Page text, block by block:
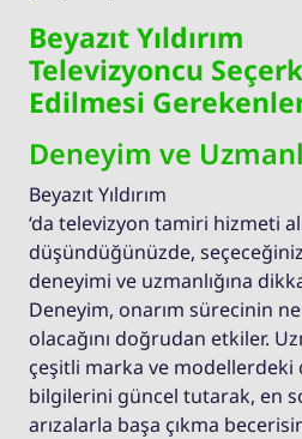
Beyazıt Yıldırım
Televizyoncu
Edilmesi
Deneyim ve
Beyazıt Yıldırım
‘da televizyon tamiri hizmeti
düşündüğünüzde,
deneyimi ve uzmanlığına
Deneyim, onarım sürecinin
olacağını doğrudan etkiler.
çeşitli marka ve modellerdeki
bilgilerini güncel tutarak, en
arızalarla başa çıkma